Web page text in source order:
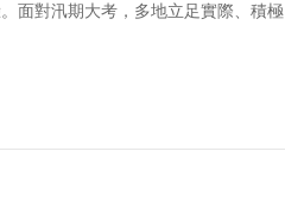
面對汛期大考，多地立足實際、積極